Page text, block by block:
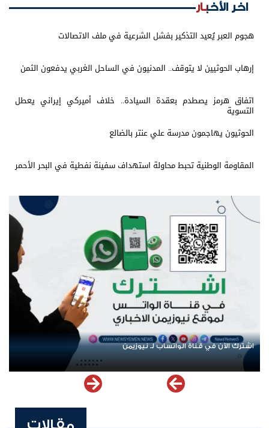
اخر الأخبار
هجوم العبر يُعيد التذكير بفشل الشرعية في ملف الاتصالات
إرهاب الحوثيين لا يتوقف.. المدنيون في الساحل الغربي يدفعون الثمن
اتفاق هرمز يصطدم بعقدة السيادة.. خلاف أميركي إيراني يعطل
التسوية
الحوثيون يهاجمون مدرسة علي عنتر بالضالع
المقاومة الوطنية تحبط محاولة استهداف سفينة نفطية في البحر الأحمر
اشترك الآن في قناة الواتساب لـ نيوزيمن
مقالات